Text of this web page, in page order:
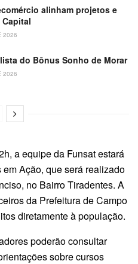
alinham projetos e
2026
do Bônus Sonho de Morar
2026
a equipe da Funsat estará
Ação, que será realizado
no Bairro Tiradentes. A
da Prefeitura de Campo
diretamente à população.
poderão consultar
sobre cursos